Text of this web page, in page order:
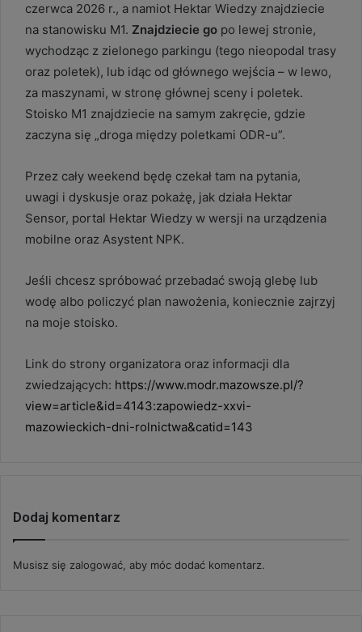
czerwca 2026 r., a namiot Hektar Wiedzy znajdziecie
na stanowisku M1. Znajdziecie go po lewej stronie,
wychodząc z zielonego parkingu (tego nieopodal trasy
oraz poletek), lub idąc od głównego wejścia – w lewo,
za maszynami, w stronę głównej sceny i poletek.
Stoisko M1 znajdziecie na samym zakręcie, gdzie
zaczyna się „droga między poletkami ODR-u”.
Przez cały weekend będę czekał tam na pytania,
uwagi i dyskusje oraz pokażę, jak działa Hektar
Sensor, portal Hektar Wiedzy w wersji na urządzenia
mobilne oraz Asystent NPK.
Jeśli chcesz spróbować przebadać swoją glebę lub
wodę albo policzyć plan nawożenia, koniecznie zajrzyj
na moje stoisko.
Link do strony organizatora oraz informacji dla
zwiedzających: https://www.modr.mazowsze.pl/?
view=article&id=4143:zapowiedz-xxvi-
mazowieckich-dni-rolnictwa&catid=143
Dodaj komentarz
Musisz się zalogować, aby móc dodać komentarz.